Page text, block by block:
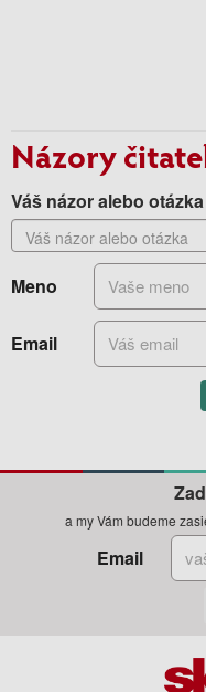
Názory
Váš názor alebo otázka
Meno
Email
a my Vám budeme
Email